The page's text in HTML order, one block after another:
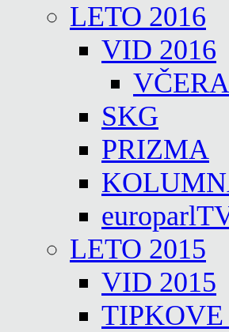
LETO 2016
VID 2016
SKG
PRIZMA
LETO 2015
VID 2015